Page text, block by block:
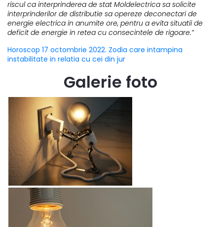
riscul ca interprinderea de stat Moldelectrica sa solicite
interprinderilor de distributie sa opereze deconectari de
energie electrica in anumite ore, pentru a evita situatii de
deficit de energie in retea cu consecintele de rigoare.”
Horoscop 17 octombrie 2022. Zodia care intampina
instabilitate in relatia cu cei din jur
Galerie foto